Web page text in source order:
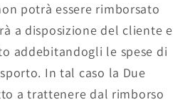
potrà essere rimborsato
a disposizione del cliente e
addebitandogli le spese di
In tal caso la Due
a trattenere dal rimborso